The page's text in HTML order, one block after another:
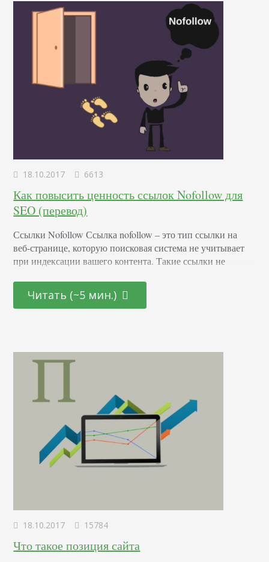
18.10.2017 6613
Как повысить ценность ссылок Nofollow для
SEO (перевод)
Ссылки Nofollow Ссылка nofollow – это тип ссылки на
веб-странице, которую поисковая система не учитывает
при индексации вашего контента. Такие ссылки не
Nofollow помогают предотвратить распространение спама
и некачественных страниц, привлекают трафик к
в…
Читать (~5 мин.)
18.10.2017 15784
Что такое позиция сайта